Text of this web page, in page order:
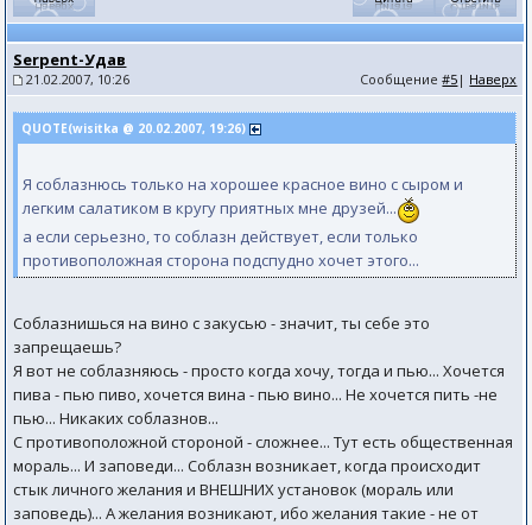
Serpent-Удав
21.02.2007, 10:26 Сообщение#5 | Наверх
QUOTE(wisitka @ 20.02.2007, 19:26)
Я соблазнюсь только на хорошее красное вино с сыром и
легким салатиком в кругу приятных мне друзей...
а если серьезно, то соблазн действует, если только
противоположная сторона подспудно хочет этого...
Соблазнишься на вино с закусью - значит, ты себе это
запрещаешь?
Я вот не соблазняюсь - просто когда хочу, тогда и пью... Хочется
пива - пью пиво, хочется вина - пью вино... Не хочется пить -не
пью... Никаких соблазнов...
С противоположной стороной - сложнее... Тут есть общественная
мораль... И заповеди... Соблазн возникает, когда происходит
стык личного желания и ВНЕШНИХ установок (мораль или
заповедь)... А желания возникают, ибо желания такие - не от